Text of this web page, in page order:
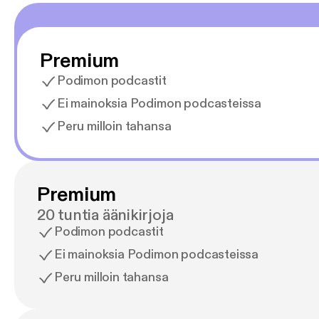
Premium
Podimon podcastit
Ei mainoksia Podimon podcasteissa
Peru milloin tahansa
Premium
20 tuntia äänikirjoja
Podimon podcastit
Ei mainoksia Podimon podcasteissa
Peru milloin tahansa